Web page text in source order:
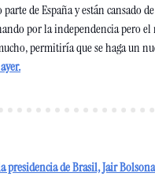
de España y están cansado
por la independencia pero el
permitiría que se haga un
presidencia de Brasil, Jair